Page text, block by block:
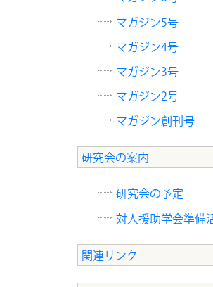
マガジン5号
マガジン4号
マガジン3号
マガジン2号
マガジン創刊号
研究会の案内
研究会の予定
対人援助学会準備
関連リンク